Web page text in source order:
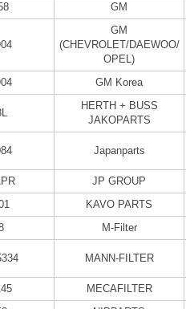
GM
GM
(CHEVROLET/DAEWOO/
OPEL)
GM Korea
HERTH + BUSS
JAKOPARTS
Japanparts
JP GROUP
KAVO PARTS
M-Filter
MANN-FILTER
MECAFILTER